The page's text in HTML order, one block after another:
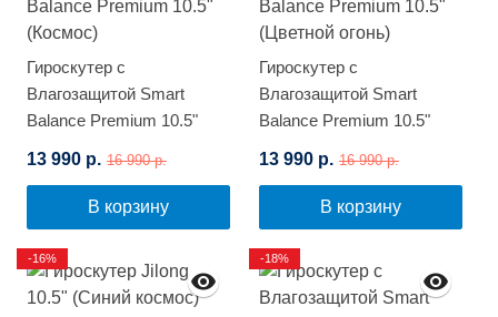
Гироскутер с
Влагозащитой Smart
Balance Premium 10.5"
13 990 р. 16 990 р.
В корзину
Гироскутер с
Влагозащитой Smart
Balance Premium 10.5"
13 990 р. 16 990 р.
В корзину
-16% -18%